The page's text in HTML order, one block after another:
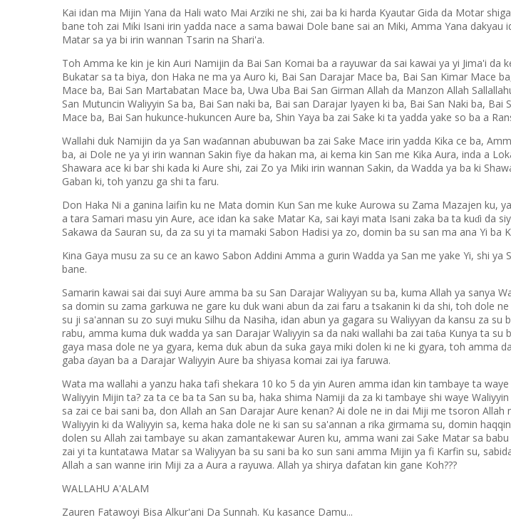
Kai idan ma Mijin Yana da Hali wato Mai Arziki ne shi, zai ba ki harda Kyautar Gida da Motar
bane toh zai Miki Isani irin yadda nace a sama bawai Dole bane sai an Miki, Amma Yana dakyau
Matar sa ya bi irin wannan Tsarin na Shari'a.
Toh Amma ke kin je kin Auri Namijin da Bai San Komai ba a rayuwar da sai kawai ya yi Jima'i da
Bukatar sa ta biya, don Haka ne ma ya Auro ki, Bai San Darajar Mace ba, Bai San Kimar Mace
Mace ba, Bai San Martabatan Mace ba, Uwa Uba Bai San Girman Allah da Manzon Allah
San Mutuncin Waliyyin Sa ba, Bai San naki ba, Bai san Darajar Iyayen ki ba, Bai San Naki ba, Bai
Mace ba, Bai San hukunce-hukuncen Aure ba, Shin Yaya ba zai Sake ki ta yadda yake so ba a
Wallahi duk Namijin da ya San waɗannan abubuwan ba zai Sake Mace irin yadda Kika ce ba,
ba, ai Dole ne ya yi irin wannan Sakin fiye da hakan ma, ai kema kin San me Kika Aura, inda a
Shawara ace ki bar shi kada ki Aure shi, zai Zo ya Miki irin wannan Sakin, da Wadda ya ba ki
Gaban ki, toh yanzu ga shi ta faru.
Don Haka Ni a ganina laifin ku ne Mata domin Kun San me kuke Aurowa su Zama Mazajen ku,
a tara Samari masu yin Aure, ace idan ka sake Matar Ka, sai kayi mata Isani zaka ba ta kuɗi da
Sakawa da Sauran su, da za su yi ta mamaki Sabon Hadisi ya zo, domin ba su san ma ana Yi ba
Kina Gaya musu za su ce an kawo Sabon Addini Amma a gurin Wadda ya San me yake Yi, shi ya
bane.
Samarin kawai sai dai suyi Aure amma ba su San Darajar Waliyyan su ba, kuma Allah ya sanya
sa domin su zama garkuwa ne gare ku duk wani abun da zai faru a tsakanin ki da shi, toh dole
su ji sa'annan su zo suyi muku Silhu da Nasiha, idan abun ya gagara su Waliyyan da kansu za su
rabu, amma kuma duk wadda ya san Darajar Waliyyin sa da naki wallahi ba zai taɓa Kunya ta su
gaya masa dole ne ya gyara, kema duk abun da suka gaya miki dolen ki ne ki gyara, toh amma
gaba ɗayan ba a Darajar Waliyyin Aure ba shiyasa komai zai iya faruwa.
Wata ma wallahi a yanzu haka tafi shekara 10 ko 5 da yin Auren amma idan kin tambaye ta waye
Waliyyin Mijin ta? za ta ce ba ta San su ba, haka shima Namiji da za ki tambaye shi waye
sa zai ce bai sani ba, don Allah an San Darajar Aure kenan? Ai dole ne in dai Miji me tsoron Allah
Waliyyin ki da Waliyyin sa, kema haka dole ne ki san su sa'annan a rika girmama su, domin
dolen su Allah zai tambaye su akan zamantakewar Auren ku, amma wani zai Sake Matar sa
zai yi ta kuntatawa Matar sa Waliyyan ba su sani ba ko sun sani amma Mijin ya fi Karfin su,
Allah a san wanne irin Miji za a Aura a rayuwa. Allah ya shirya dafatan kin gane Koh???
WALLAHU A'ALAM
Zauren Fatawoyi Bisa Alkur'ani Da Sunnah. Ku kasance Damu...